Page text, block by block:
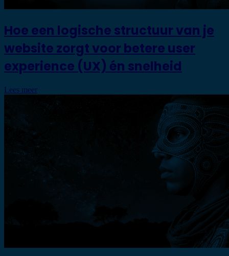
Hoe een logische structuur van je
website zorgt voor betere user
experience (UX) én snelheid
Lees meer